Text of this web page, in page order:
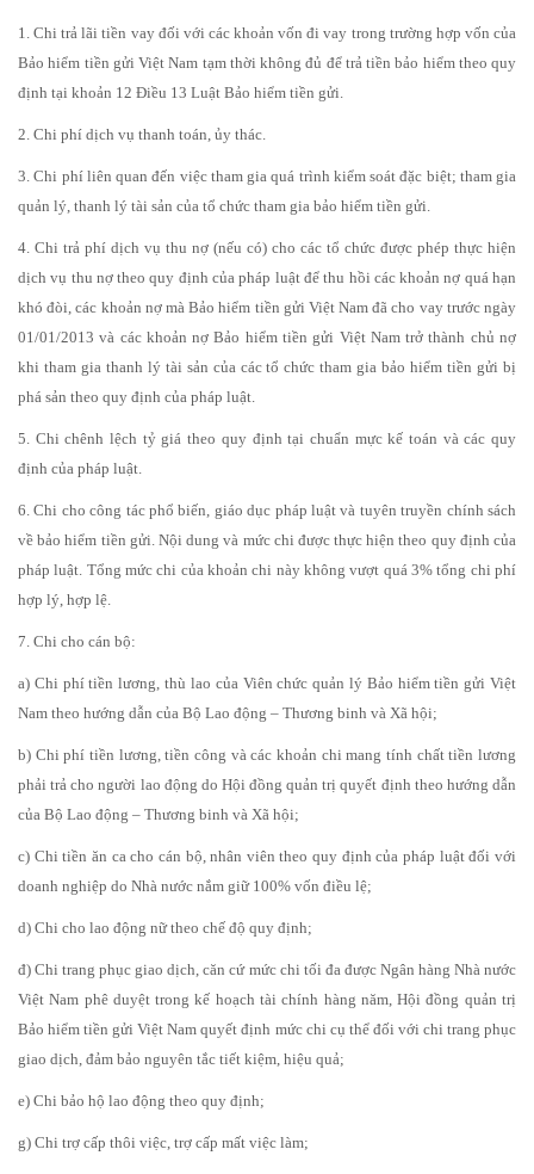
1. Chi trả lãi tiền vay đối với các khoản vốn đi vay trong trường hợp vốn của
Bảo hiểm tiền gửi Việt Nam tạm thời không đủ để trả tiền bảo hiểm theo quy
định tại khoản 12 Điều 13 Luật Bảo hiểm tiền gửi.
2. Chi phí dịch vụ thanh toán, ủy thác.
3. Chi phí liên quan đến việc tham gia quá trình kiểm soát đặc biệt; tham gia
quản lý, thanh lý tài sản của tổ chức tham gia bảo hiểm tiền gửi.
4. Chi trả phí dịch vụ thu nợ (nếu có) cho các tổ chức được phép thực hiện
dịch vụ thu nợ theo quy định của pháp luật để thu hồi các khoản nợ quá hạn
khó đòi, các khoản nợ mà Bảo hiểm tiền gửi Việt Nam đã cho vay trước ngày
01/01/2013 và các khoản nợ Bảo hiểm tiền gửi Việt Nam trở thành chủ nợ
khi tham gia thanh lý tài sản của các tổ chức tham gia bảo hiểm tiền gửi bị
phá sản theo quy định của pháp luật.
5. Chi chênh lệch tỷ giá theo quy định tại chuẩn mực kế toán và các quy
định của pháp luật.
6. Chi cho công tác phổ biến, giáo dục pháp luật và tuyên truyền chính sách
về bảo hiểm tiền gửi. Nội dung và mức chi được thực hiện theo quy định của
pháp luật. Tổng mức chi của khoản chi này không vượt quá 3% tổng chi phí
hợp lý, hợp lệ.
7. Chi cho cán bộ:
a) Chi phí tiền lương, thù lao của Viên chức quản lý Bảo hiểm tiền gửi Việt
Nam theo hướng dẫn của Bộ Lao động – Thương binh và Xã hội;
b) Chi phí tiền lương, tiền công và các khoản chi mang tính chất tiền lương
phải trả cho người lao động do Hội đồng quản trị quyết định theo hướng dẫn
của Bộ Lao động – Thương binh và Xã hội;
c) Chi tiền ăn ca cho cán bộ, nhân viên theo quy định của pháp luật đối với
doanh nghiệp do Nhà nước nắm giữ 100% vốn điều lệ;
d) Chi cho lao động nữ theo chế độ quy định;
đ) Chi trang phục giao dịch, căn cứ mức chi tối đa được Ngân hàng Nhà nước
Việt Nam phê duyệt trong kế hoạch tài chính hàng năm, Hội đồng quản trị
Bảo hiểm tiền gửi Việt Nam quyết định mức chi cụ thể đối với chi trang phục
giao dịch, đảm bảo nguyên tắc tiết kiệm, hiệu quả;
e) Chi bảo hộ lao động theo quy định;
g) Chi trợ cấp thôi việc, trợ cấp mất việc làm;